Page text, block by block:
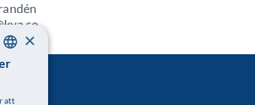
SWEDISH
×
att